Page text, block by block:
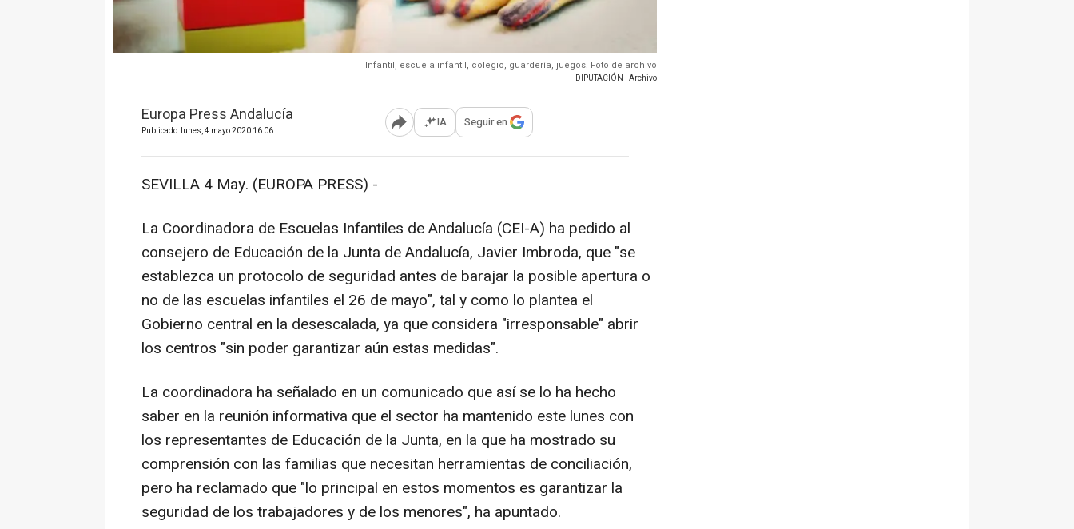
Infantil, escuela infantil, colegio, guardería, juegos. Foto de archivo
- DIPUTACIÓN - Archivo
Europa Press Andalucía
Publicado: lunes, 4 mayo 2020 16:06 Abrir opciones para compartir
IA Seguir en
SEVILLA 4 May. (EUROPA PRESS) -
La Coordinadora de Escuelas Infantiles de Andalucía (CEI-A) ha pedido al
consejero de Educación de la Junta de Andalucía, Javier Imbroda, que "se
establezca un protocolo de seguridad antes de barajar la posible apertura o
no de las escuelas infantiles el 26 de mayo", tal y como lo plantea el
Gobierno central en la desescalada, ya que considera "irresponsable" abrir
los centros "sin poder garantizar aún estas medidas".
La coordinadora ha señalado en un comunicado que así se lo ha hecho
saber en la reunión informativa que el sector ha mantenido este lunes con
los representantes de Educación de la Junta, en la que ha mostrado su
comprensión con las familias que necesitan herramientas de conciliación,
pero ha reclamado que "lo principal en estos momentos es garantizar la
seguridad de los trabajadores y de los menores", ha apuntado.